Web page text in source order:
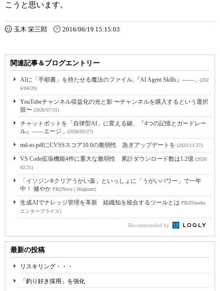
こうと思います。
玉木 栄三郎 2016/06/19 15:15:03
関連記事＆ブログエントリー
AIに「手順書」を持たせる魔法のファイル,『AI Agent Skills』――... (202
6/04/20)
YouTubeチャンネル収益化の光と影 〜チャンネルを購入するという選択
肢〜 (2026/07/31)
チャットボットを「自律型AI」に変える鍵、『4つの記憶とガードレー
ル』――エージ... (2026/05/27)
md-to-pdfにCVSSスコア10.0の脆弱性 急ぎアップデートを (2025/11/27)
VS Code拡張機能4件に重大な脆弱性 累計ダウンロード数は1.2億 (2026/
02/21)
「イソジン®クリアうがい薬」といっしょに「うがいパワー」で一年
中！ 健やか PR(iNova｜Hugkum)
生成AIでナレッジ管理を革新 組織知を統合するツールとは PR(ITmedia
エンタープライズ)
Recommended by
最新の投稿
リスキリング・・・
「釣り好き採用」を強化